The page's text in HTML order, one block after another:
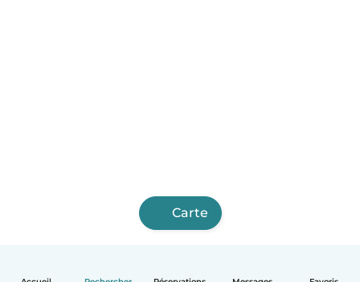
Carte